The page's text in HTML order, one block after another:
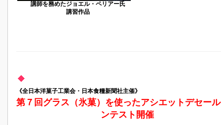
講師を務めたジョエル・ペリアー氏
講習作品
《全日本洋菓子工業会・日本食糧新聞社主催》
第７回グラス（氷菓）を使ったアシエットデセー
ンテスト開催